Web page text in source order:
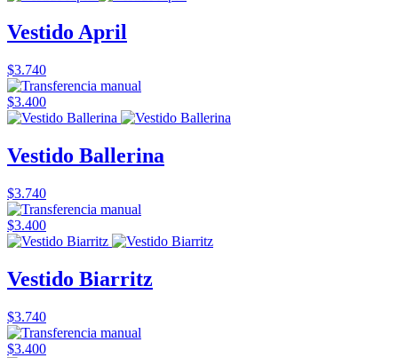
Vestido April
$3.740
$3.400
Vestido Ballerina
$3.740
$3.400
Vestido Biarritz
$3.740
$3.400